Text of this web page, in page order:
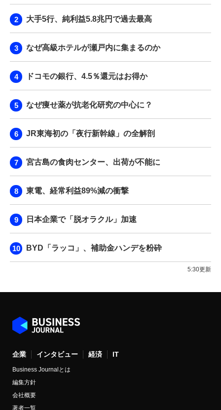
大手5行、純利益5.8兆円で過去最高
なぜ高級ホテルが瀬戸内に集まるのか
ドコモの銀行、4.5％還元はお得か
なぜ痩せ薬が抗老化研究の中心に？
JR東海初の「夜行新幹線」の全解剖
宮古島の食肉センター、出荷が不能に
東電、経常利益89%減の衝撃
日本企業で「脱オラクル」加速
BYD「ラッコ」、補助金ハンデを粉砕
5:30更新
企業 インタビュー 経済 IT
Business Journalとは
編集方針
会社概要
著者一覧